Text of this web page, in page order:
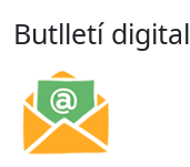
Butlletí digital